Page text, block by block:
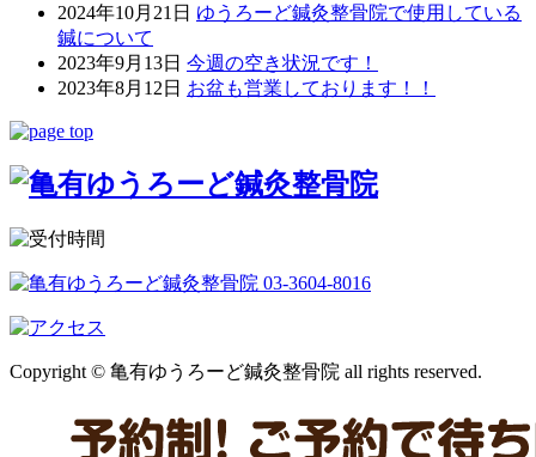
2024年10月21日 ゆうろーど鍼灸整骨院で使用している
鍼について
2023年9月13日 今週の空き状況です！
2023年8月12日 お盆も営業しております！！
Copyright © 亀有ゆうろーど鍼灸整骨院 all rights reserved.